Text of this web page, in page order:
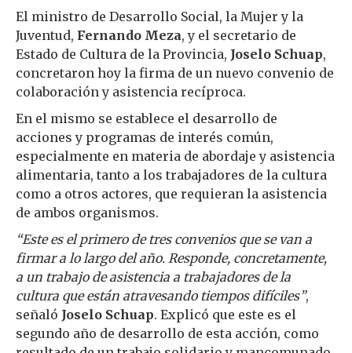
El ministro de Desarrollo Social, la Mujer y la
Juventud, Fernando Meza, y el secretario de
Estado de Cultura de la Provincia, Joselo Schuap,
concretaron hoy la firma de un nuevo convenio de
colaboración y asistencia recíproca.
En el mismo se establece el desarrollo de
acciones y programas de interés común,
especialmente en materia de abordaje y asistencia
alimentaria, tanto a los trabajadores de la cultura
como a otros actores, que requieran la asistencia
de ambos organismos.
“Este es el primero de tres convenios que se van a
firmar a lo largo del año. Responde, concretamente,
a un trabajo de asistencia a trabajadores de la
cultura que están atravesando tiempos difíciles”,
señaló Joselo Schuap. Explicó que este es el
segundo año de desarrollo de esta acción, como